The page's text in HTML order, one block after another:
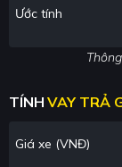
Ước tính
TÍNH VAY TRẢ
Giá xe (VNĐ)